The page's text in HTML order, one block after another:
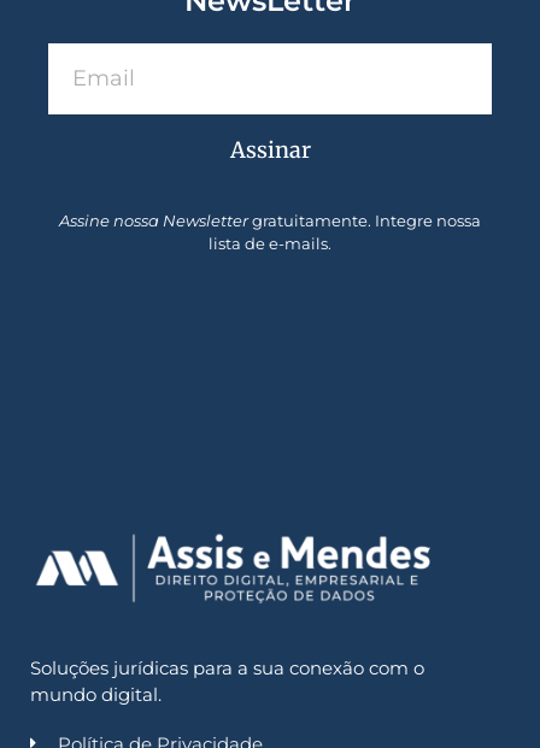
Assinar
Assine nossa Newslettergratuitamente. Integre nossa
lista de e-mails.
Soluções jurídicas para a sua conexão com o
mundo digital.